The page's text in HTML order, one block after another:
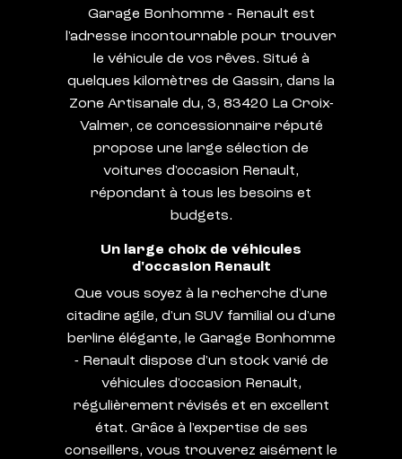
Garage Bonhomme - Renault est
l'adresse incontournable pour trouver
le véhicule de vos rêves. Situé à
quelques kilomètres de Gassin, dans la
Zone Artisanale du, 3, 83420 La Croix-
Valmer, ce concessionnaire réputé
propose une large sélection de
voitures d'occasion Renault,
répondant à tous les besoins et
budgets.
Un large choix de véhicules
d'occasion Renault
Que vous soyez à la recherche d'une
citadine agile, d'un SUV familial ou d'une
berline élégante, le Garage Bonhomme
- Renault dispose d'un stock varié de
véhicules d'occasion Renault,
régulièrement révisés et en excellent
état. Grâce à l'expertise de ses
conseillers, vous trouverez aisément le